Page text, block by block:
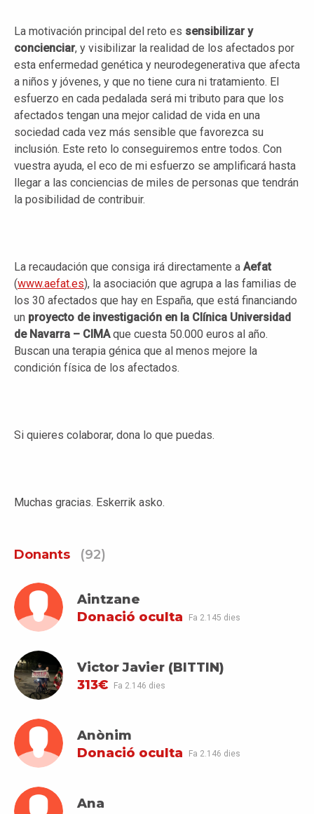
La motivación principal del reto es sensibilizar y
concienciar, y visibilizar la realidad de los afectados por
esta enfermedad genética y neurodegenerativa que afecta
a niños y jóvenes, y que no tiene cura ni tratamiento. El
esfuerzo en cada pedalada será mi tributo para que los
afectados tengan una mejor calidad de vida en una
sociedad cada vez más sensible que favorezca su
inclusión. Este reto lo conseguiremos entre todos. Con
vuestra ayuda, el eco de mi esfuerzo se amplificará hasta
llegar a las conciencias de miles de personas que tendrán
la posibilidad de contribuir.
La recaudación que consiga irá directamente a Aefat
(www.aefat.es), la asociación que agrupa a las familias de
los 30 afectados que hay en España, que está financiando
un proyecto de investigación en la Clínica Universidad
de Navarra – CIMAque cuesta 50.000 euros al año.
Buscan una terapia génica que al menos mejore la
condición física de los afectados.
Si quieres colaborar, dona lo que puedas.
Muchas gracias. Eskerrik asko.
Donants (92)
Aintzane
Donació oculta
Fa 2.145 dies
Victor Javier (BITTIN)
313€
Fa 2.146 dies
Anònim
Donació oculta
Fa 2.146 dies
Ana